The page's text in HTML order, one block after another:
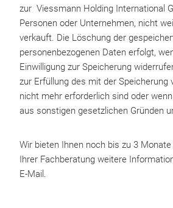
zur Viessmann Holding International
Personen oder Unternehmen, nicht
verkauft. Die Löschung der
personenbezogenen Daten erfolgt,
Einwilligung zur Speicherung
zur Erfüllung des mit der Speicherung
nicht mehr erforderlich sind oder
aus sonstigen gesetzlichen Gründen
Wir bieten Ihnen noch bis zu 3
Ihrer Fachberatung weitere
E-Mail.